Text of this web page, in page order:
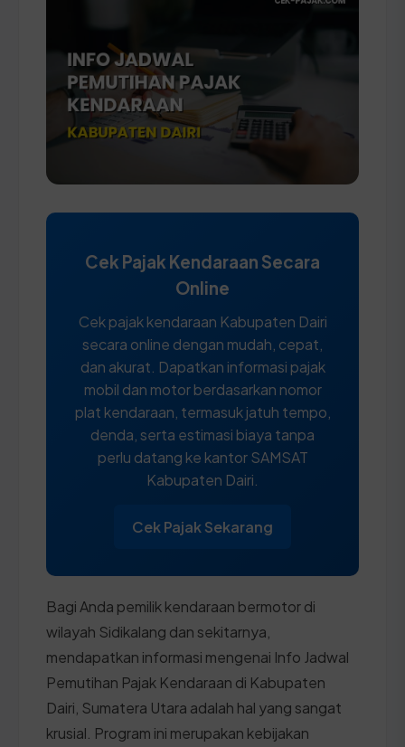
Cek Pajak Kendaraan Secara
Online
Cek pajak kendaraan Kabupaten Dairi
secara online dengan mudah, cepat,
dan akurat. Dapatkan informasi pajak
mobil dan motor berdasarkan nomor
plat kendaraan, termasuk jatuh tempo,
denda, serta estimasi biaya tanpa
perlu datang ke kantor SAMSAT
Kabupaten Dairi.
Cek Pajak Sekarang
Bagi Anda pemilik kendaraan bermotor di
wilayah Sidikalang dan sekitarnya,
mendapatkan informasi mengenai Info Jadwal
Pemutihan Pajak Kendaraan di Kabupaten
Dairi, Sumatera Utara adalah hal yang sangat
krusial. Program ini merupakan kebijakan